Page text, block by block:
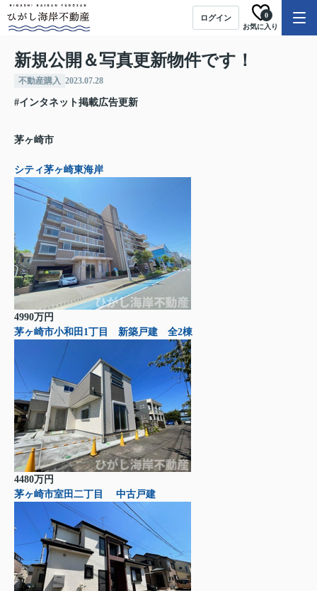
ログイン
お気に入り
0
新規公開＆写真更新物件です！
不動産購入 2023.07.28
#インタネット掲載広告更新
茅ヶ崎市
シティ茅ヶ崎東海岸
4990万円
茅ヶ崎市小和田1丁目 新築戸建 全2棟
4480万円
茅ヶ崎市室田二丁目 中古戸建